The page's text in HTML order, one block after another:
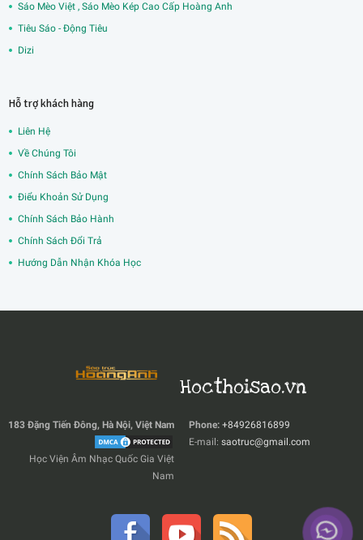
Sáo Mèo Việt , Sáo Mèo Kép Cao Cấp Hoàng Anh
Tiêu Sáo - Động Tiêu
Dizi
Hỗ trợ khách hàng
Liên Hệ
Về Chúng Tôi
Chính Sách Bảo Mật
Điểu Khoản Sử Dụng
Chính Sách Bảo Hành
Chính Sách Đổi Trả
Hướng Dẫn Nhận Khóa Học
Hocthoisao.vn
Phone: +84926816899
E-mail: saotruc@gmail.com
183 Đặng Tiến Đông, Hà Nội, Việt Nam
Học Viện Âm Nhạc Quốc Gia Việt
Nam